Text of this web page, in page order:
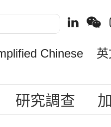
Chinese
研究調查